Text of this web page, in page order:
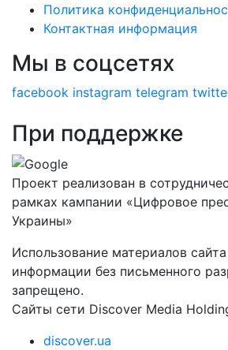
Политика
Контактная информация
Мы в соцсетях
facebook instagram telegram
При поддержке
Проект реализован в
рамках кампании «Цифровое
Украины»
Использование материалов
информации без письменного
запрещено.
Сайты сети Discover Media
discover.ua